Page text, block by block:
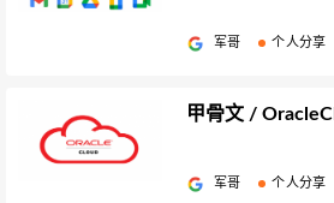
军哥 个人分享
甲骨文 /
军哥 个人分享